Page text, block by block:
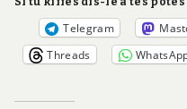
Telegram
Threads